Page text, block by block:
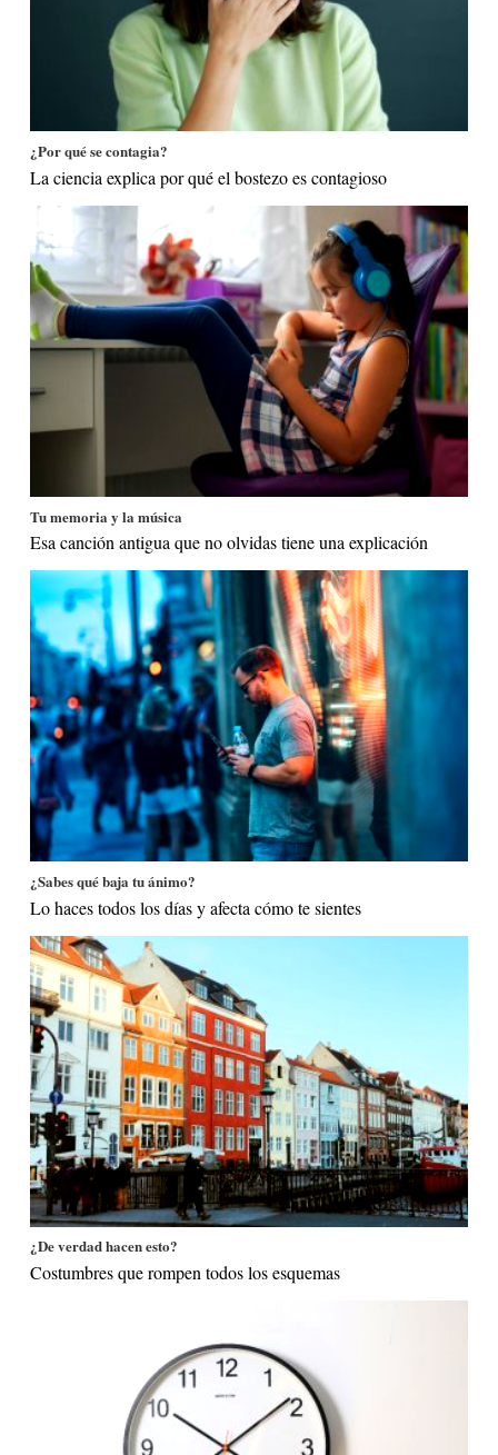
¿Por qué se contagia?
La ciencia explica por qué el bostezo es contagioso
Tu memoria y la música
Esa canción antigua que no olvidas tiene una explicación
¿Sabes qué baja tu ánimo?
Lo haces todos los días y afecta cómo te sientes
¿De verdad hacen esto?
Costumbres que rompen todos los esquemas